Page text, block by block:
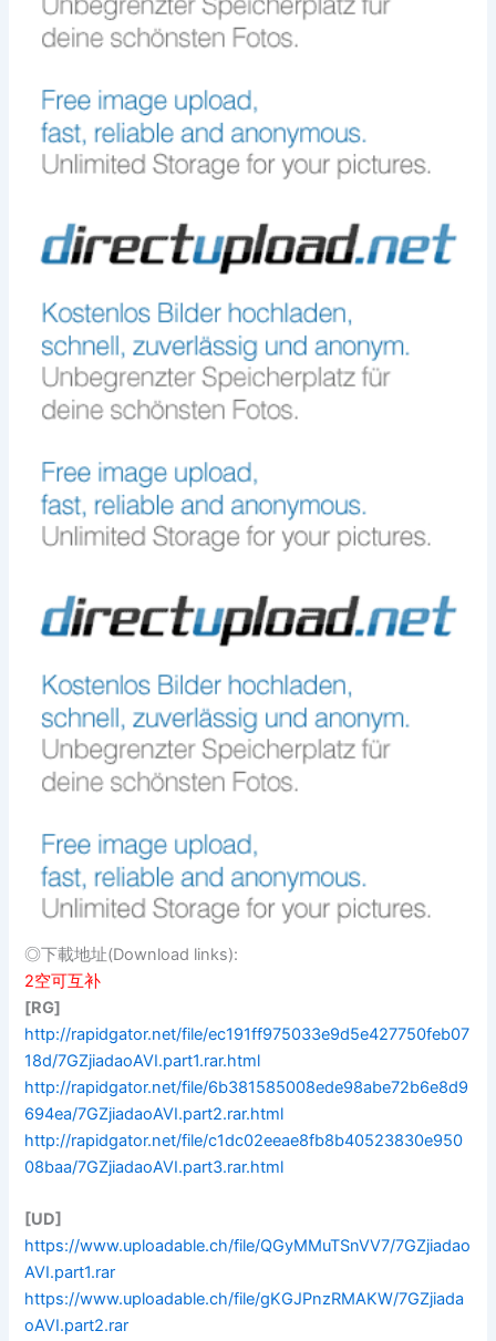
◎下載地址(Download links):
2空可互补
[RG]
http://rapidgator.net/file/ec191ff975033e9d5e427750feb07
18d/7GZjiadaoAVI.part1.rar.html
http://rapidgator.net/file/6b381585008ede98abe72b6e8d9
694ea/7GZjiadaoAVI.part2.rar.html
http://rapidgator.net/file/c1dc02eeae8fb8b40523830e950
08baa/7GZjiadaoAVI.part3.rar.html
[UD]
https://www.uploadable.ch/file/QGyMMuTSnVV7/7GZjiadao
AVI.part1.rar
https://www.uploadable.ch/file/gKGJPnzRMAKW/7GZjiada
oAVI.part2.rar